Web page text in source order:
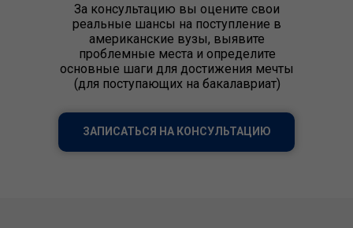
За консультацию вы оцените свои
реальные шансы на поступление в
американские вузы, выявите
проблемные места и определите
основные шаги для достижения мечты
(для поступающих на бакалавриат)
ЗАПИСАТЬСЯ НА КОНСУЛЬТАЦИЮ